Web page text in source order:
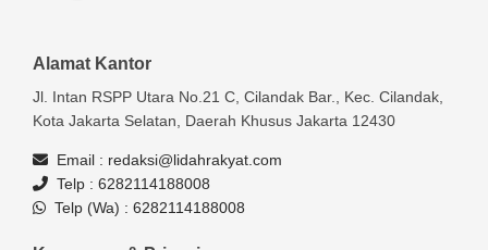
Alamat Kantor
Jl. Intan RSPP Utara No.21 C, Cilandak Bar., Kec. Cilandak,
Kota Jakarta Selatan, Daerah Khusus Jakarta 12430
Email : redaksi@lidahrakyat.com
Telp : 6282114188008
Telp (Wa) : 6282114188008